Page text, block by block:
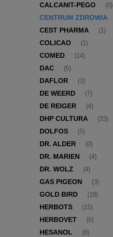
CALCANIT-PEGO (0)
CENTRUM ZDROWIA
CEST PHARMA (1)
COLICAO (1)
COMED (14)
DAC (5)
DAFLOR (3)
DE WEERD (7)
DE REIGER (4)
DHP CULTURA (33)
DOLFOS (5)
DR. ALDER (0)
DR. MARIEN (4)
DR. WOLZ (4)
GAS PIGEON (3)
GOLD BIRD (18)
HERBOTS (15)
HERBOVET (6)
HESANOL (8)